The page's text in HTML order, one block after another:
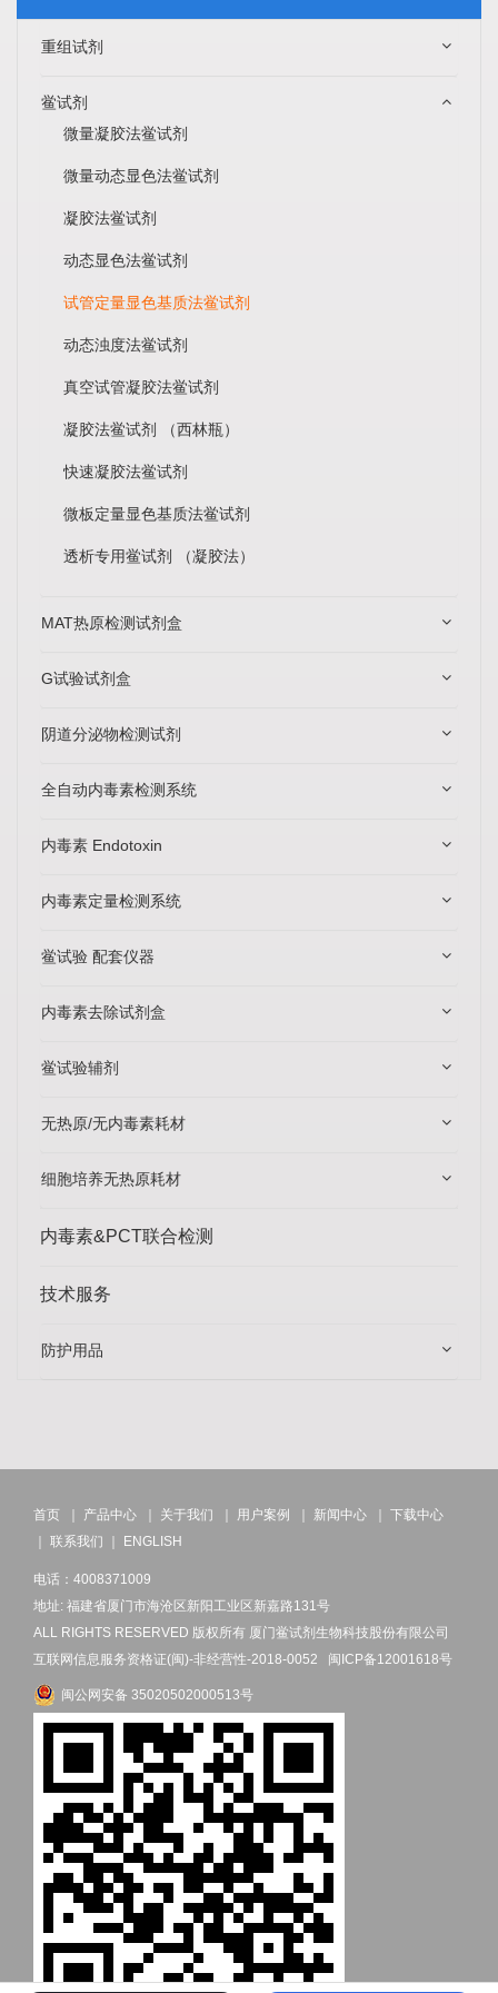
重组试剂
鲎试剂
微量凝胶法鲎试剂
微量动态显色法鲎试剂
凝胶法鲎试剂
动态显色法鲎试剂
试管定量显色基质法鲎试剂
动态浊度法鲎试剂
真空试管凝胶法鲎试剂
凝胶法鲎试剂 （西林瓶）
快速凝胶法鲎试剂
微板定量显色基质法鲎试剂
透析专用鲎试剂 （凝胶法）
MAT热原检测试剂盒
G试验试剂盒
阴道分泌物检测试剂
全自动内毒素检测系统
内毒素 Endotoxin
内毒素定量检测系统
鲎试验 配套仪器
内毒素去除试剂盒
鲎试验辅剂
无热原/无内毒素耗材
细胞培养无热原耗材
内毒素&PCT联合检测
技术服务
防护用品
首页 ｜ 产品中心 ｜ 关于我们 ｜ 用户案例 ｜ 新闻中心 ｜ 下载中心
｜ 联系我们 ｜ ENGLISH
电话：4008371009
地址: 福建省厦门市海沧区新阳工业区新嘉路131号
ALL RIGHTS RESERVED 版权所有 厦门鲎试剂生物科技股份有限公司
互联网信息服务资格证(闽)-非经营性-2018-0052 闽ICP备12001618号
闽公网安备 35020502000513号